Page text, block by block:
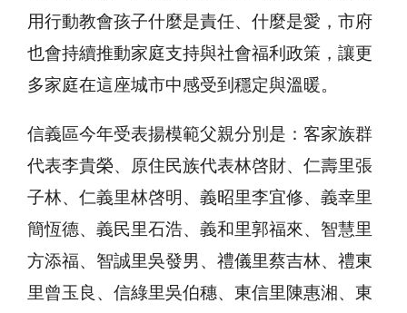
用行動教會孩子什麼是責任、什麼是愛，市府
也會持續推動家庭支持與社會福利政策，讓更
多家庭在這座城市中感受到穩定與溫暖。
信義區今年受表揚模範父親分別是：客家族群
代表李貴榮、原住民族代表林啓財、仁壽里張
子林、仁義里林啓明、義昭里李宜修、義幸里
簡恆德、義民里石浩、義和里郭福來、智慧里
方添福、智誠里吳發男、禮儀里蔡吉林、禮東
里曾玉良、信綠里吳伯穗、東信里陳惠湘、東